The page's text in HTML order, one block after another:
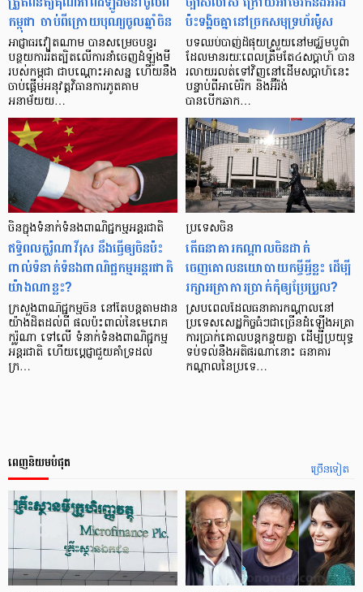
កម្ពុជា ចាប់ពីក្រោយបុណ្យចូលឆ្នាំចិន
អាជ្ញាធរវៀតណាម បានសម្រេចបន្ធូរ
បន្ថយការរឹតត្បិតលើការនាំចេញដំឡូងមី
របស់កម្ពុជា ជាបណ្តោះអាសន្ន ហើយនឹង
ចាប់ផ្តើមអនុវត្តវិធានការភូតគាម
អនាម័យយ…
ប៉ះទង្គិចគ្នានៅច្រកសមុទ្រហ័រម៉ូស
បទឈប់បាញ់ដ៏ផុយស្រួយនៅមជ្ឈិមបូព៌ា
ដែលមានរយៈពេលត្រឹមតែ៤សប្តាហ៍ បាន
រលាយរលត់ទៅវិញនៅដើមសប្តាហ៍នេះ
បន្ទាប់ពីអាម៉េរិក និងអ៊ីរ៉ង់
បានបើកឆាក…
ចិនក្នុងទំនាក់ទំនង​ពាណិជ្ជកម្ម​អន្តរជាតិ​
ឥទ្ធិពល​កូរ៉ូណាវីរុស នឹងធ្វើឲ្យ​ចិនប៉ះ
ពាល់ទំនាក់ទំនងពាណិជ្ជកម្មអន្តរជាតិ
យ៉ាងណាខ្លះ?
ក្រសួងពាណិជ្ជកម្មចិន នៅតែបន្តតាមដាន
យ៉ាងដិតដល់ពី ផលប៉ះពាល់នៃមេរោគ
កូរ៉ូណា ទៅលើ ទំនាក់ទំនងពាណិជ្ជកម្ម
អន្តរជាតិ ហើយបេ្តជ្ញាជួយគាំទ្រដល់
ក្រ…
ប្រទេសចិន
តើធនាគារកណ្ដាលចិនដាក់
ចេញគោលនយោបាយកម្ចីអ្វីខ្លះ ដើម្បី
រក្សាអត្រាការប្រាក់កុំឲ្យប្រែប្រួល?
ស្របពេលដែលធនាគារកណ្ដាលនៅ
ប្រទេសសេដ្ឋកិច្ចធំៗជាច្រើនដំឡើងអត្រា
ការប្រាក់គោលបន្តកន្ទុយគ្នា ដើម្បីប្រយុទ្ធ
ទប់ទល់នឹងអតិផរណានោះ ធនាគារ
កណ្តាលនៃប្រទេ…
ច្រើនទៀត
ពេញនិយមបំផុត